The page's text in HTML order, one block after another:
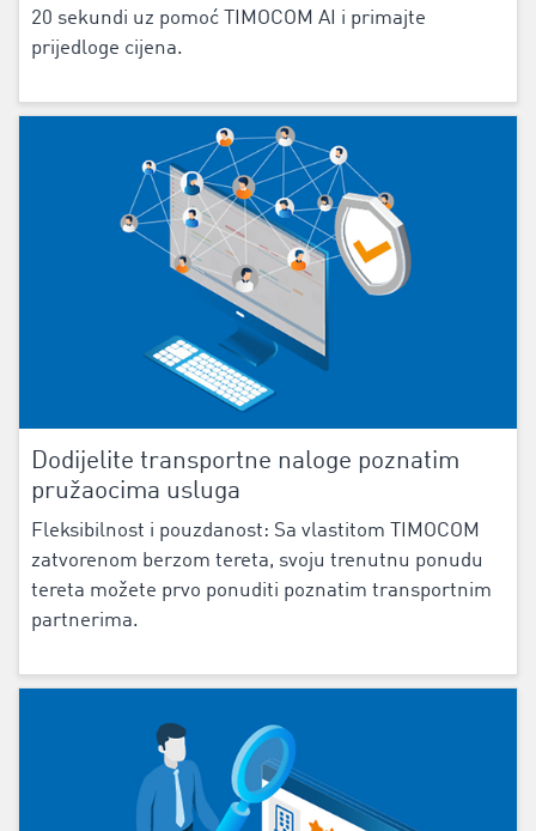
20 sekundi uz pomoć TIMOCOM AI i primajte
prijedloge cijena.
Dodijelite transportne naloge poznatim
pružaocima usluga
Fleksibilnost i pouzdanost: ‌Sa vlastitom ‌TIMOCOM
zatvorenom berzom tereta‌, svoju trenutnu ponudu
tereta možete prvo ponuditi poznatim transportnim
partnerima.